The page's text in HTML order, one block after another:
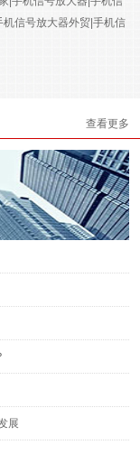
信号放大器外贸|手机信
查看更多
展